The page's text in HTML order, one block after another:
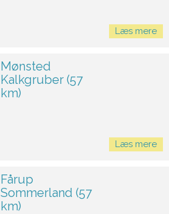
Læs mere
Mønsted
Kalkgruber (57
km)
Læs mere
Fårup
Sommerland (57
km)